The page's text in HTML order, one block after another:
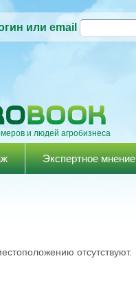
или email
и людей агробизнеса
Экспертное мнение
отсутствуют.